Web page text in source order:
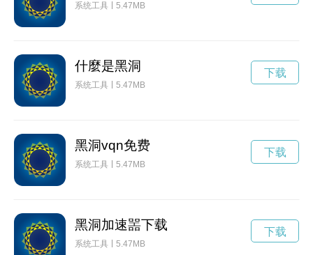
系统工具 5.47MB
什麼是黑洞
系统工具 5.47MB
下载
黑洞vqn免费
系统工具 5.47MB
下载
黑洞加速噐下载
系统工具 5.47MB
下载